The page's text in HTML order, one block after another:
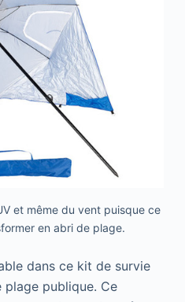
et même du vent puisque ce
en abri de plage.
dans ce kit de survie
plage publique. Ce